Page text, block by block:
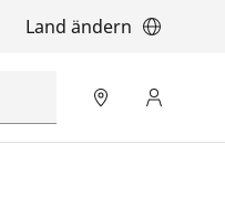
Land ändern